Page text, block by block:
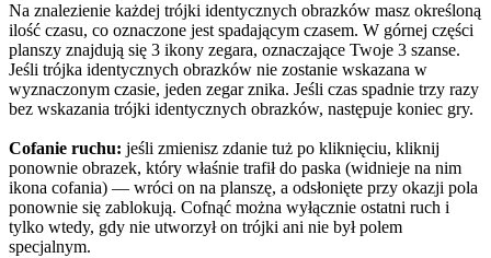
Na znalezienie każdej trójki identycznych obrazków masz określoną
ilość czasu, co oznaczone jest spadającym czasem. W górnej części
planszy znajdują się 3 ikony zegara, oznaczające Twoje 3 szanse.
Jeśli trójka identycznych obrazków nie zostanie wskazana w
wyznaczonym czasie, jeden zegar znika. Jeśli czas spadnie trzy razy
bez wskazania trójki identycznych obrazków, następuje koniec gry.
Cofanie ruchu: jeśli zmienisz zdanie tuż po kliknięciu, kliknij
ponownie obrazek, który właśnie trafił do paska (widnieje na nim
ikona cofania) — wróci on na planszę, a odsłonięte przy okazji pola
ponownie się zablokują. Cofnąć można wyłącznie ostatni ruch i
tylko wtedy, gdy nie utworzył on trójki ani nie był polem
specjalnym.